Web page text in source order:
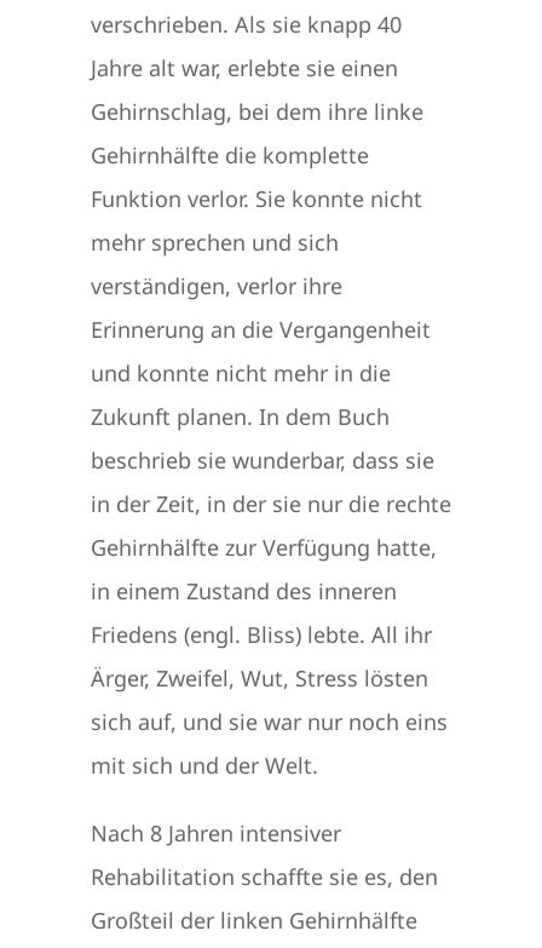
verschrieben. Als sie knapp 40
Jahre alt war, erlebte sie einen
Gehirnschlag, bei dem ihre linke
Gehirnhälfte die komplette
Funktion verlor. Sie konnte nicht
mehr sprechen und sich
verständigen, verlor ihre
Erinnerung an die Vergangenheit
und konnte nicht mehr in die
Zukunft planen. In dem Buch
beschrieb sie wunderbar, dass sie
in der Zeit, in der sie nur die rechte
Gehirnhälfte zur Verfügung hatte,
in einem Zustand des inneren
Friedens (engl. Bliss) lebte. All ihr
Ärger, Zweifel, Wut, Stress lösten
sich auf, und sie war nur noch eins
mit sich und der Welt.
Nach 8 Jahren intensiver
Rehabilitation schaffte sie es, den
Großteil der linken Gehirnhälfte